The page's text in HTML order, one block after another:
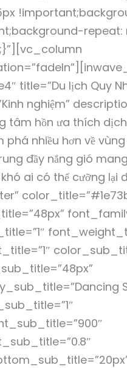
title=”Du lịch Quy
nghiệm”
tâm hồn ưa thích
phá nhiều hơn về
đầy nắng gió
ai có thể cưỡng lại